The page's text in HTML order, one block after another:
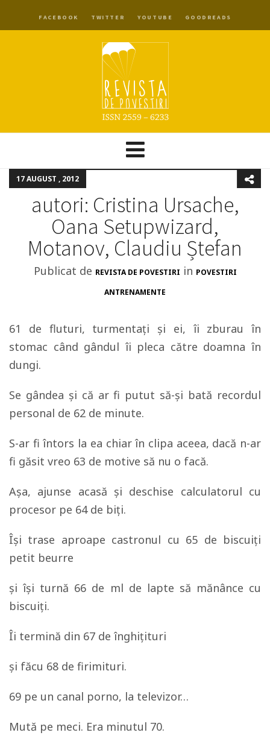
FACEBOOK TWITTER YOUTUBE GOODREADS
17 AUGUST , 2012
autori: Cristina Ursache,
Oana Setupwizard,
Motanov, Claudiu Ștefan
Publicat de REVISTA DE POVESTIRI in POVESTIRI
ANTRENAMENTE
61 de fluturi, turmentaţi şi ei, îi zburau în
stomac când gândul îi pleca către doamna în
dungi.
Se gândea şi că ar fi putut să-şi bată recordul
personal de 62 de minute.
S-ar fi întors la ea chiar în clipa aceea, dacă n-ar
fi găsit vreo 63 de motive să nu o facă.
Aşa, ajunse acasă şi deschise calculatorul cu
procesor pe 64 de biţi.
Își trase aproape castronul cu 65 de biscuiți
petit beurre
şi îşi turnă 66 de ml de lapte să mănânce cu
biscuiţi.
Îi termină din 67 de înghiţituri
şi făcu 68 de firimituri.
‎69 pe un canal porno, la televizor…
Mută pe meci. Era minutul 70.